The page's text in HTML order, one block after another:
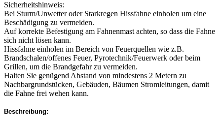
Sicherheitshinweis:
Bei Sturm/Unwetter oder Starkregen Hissfahne einholen um eine
Beschädigung zu vermeiden.
Auf korrekte Befestigung am Fahnenmast achten, so dass die Fahne
sich nicht lösen kann.
Hissfahne einholen im Bereich von Feuerquellen wie z.B.
Brandschalen/offenes Feuer, Pyrotechnik/Feuerwerk oder beim
Grillen, um die Brandgefahr zu vermeiden.
Halten Sie genügend Abstand von mindestens 2 Metern zu
Nachbargrundstücken, Gebäuden, Bäumen Stromleitungen, damit
die Fahne frei wehen kann.
Beschreibung: